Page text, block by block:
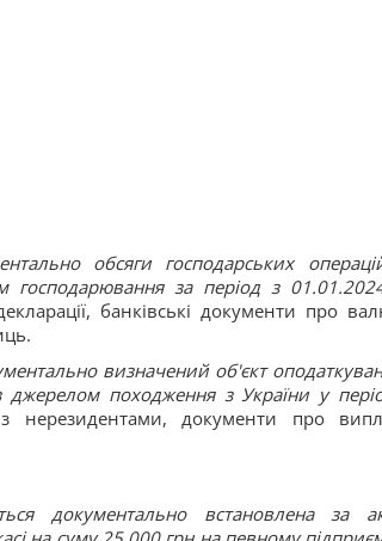
обсяги господарських
господарювання за період з
банківські документи про
визначений об'єкт
походження з України у
нерезидентами, документи про
документально встановлена за